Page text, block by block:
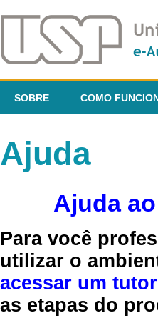
SOBRE COMO
Ajuda
Ajuda
Para você
utilizar o
acessar um
as etapas do